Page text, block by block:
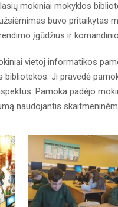
mokiniai mokyklos
buvo pritaikytas
įgūdžius ir
vietoj informatikos
bibliotekos. Ji pravedė
Pamoka padėjo
naudojantis